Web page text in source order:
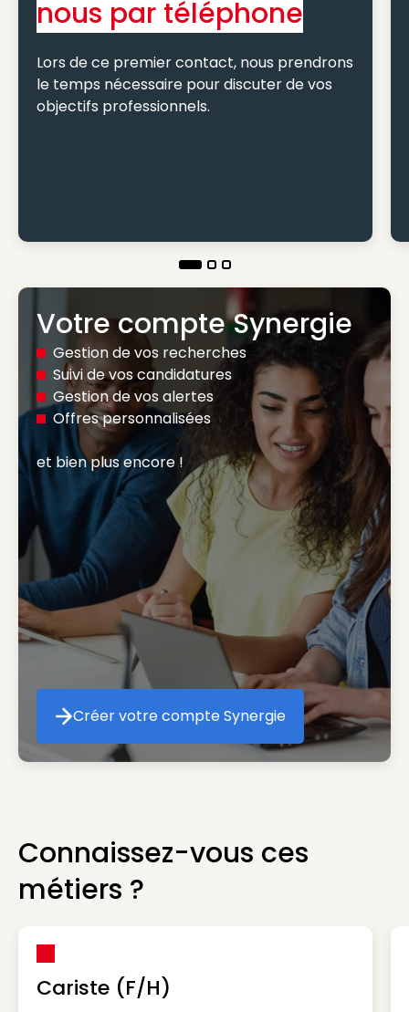
nous par téléphone
Lors de ce premier contact, nous prendrons
le temps nécessaire pour discuter de vos
objectifs professionnels.
Votre compte Synergie
Gestion de vos recherches
Suivi de vos candidatures
Gestion de vos alertes
Offres personnalisées
et bien plus encore !
Créer votre compte Synergie
Créer votre compte Synergie
Connaissez-vous ces
métiers ?
Cariste (F/H)